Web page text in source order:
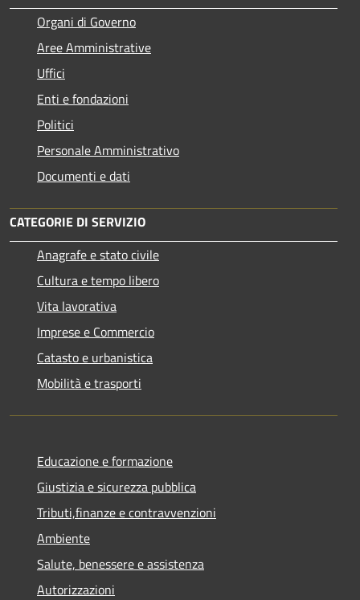
Organi di Governo
Aree Amministrative
Uffici
Enti e fondazioni
Politici
Personale Amministrativo
Documenti e dati
CATEGORIE DI SERVIZIO
Anagrafe e stato civile
Cultura e tempo libero
Vita lavorativa
Imprese e Commercio
Catasto e urbanistica
Mobilità e trasporti
Educazione e formazione
Giustizia e sicurezza pubblica
Tributi,finanze e contravvenzioni
Ambiente
Salute, benessere e assistenza
Autorizzazioni